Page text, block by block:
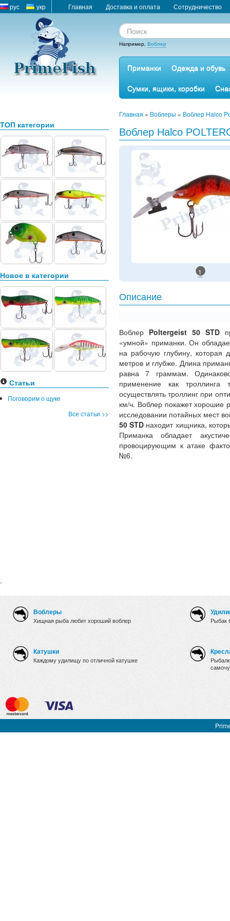
рус укр Главная Доставка и оплата Сотрудничество
Например, Воблер
Приманки
Одежда и обувь
Сумки, ящики, коробки
ТОП категории
Новое в категории
Статьи
Поговорим о щуке
Все статьи >>
.
Главная » Воблеры » Воблер Halco
Воблер Halco
1
Описание
Воблер Poltergeist 50 STD
«умной» приманки. Он
на рабочую глубину,
метров и глубже. Длина
равна 7 граммам.
применение как троллинга
осуществлять троллинг при
км/ч. Воблер покажет хорошие
исследовании потайных мест
50 STD находит хищника,
Приманка обладает
провоцирующим к атаке
№6.
Воблеры
Хищная рыба любит хороший воблер
Катушки
Каждому удилищу по отличной катушке
Рыбак